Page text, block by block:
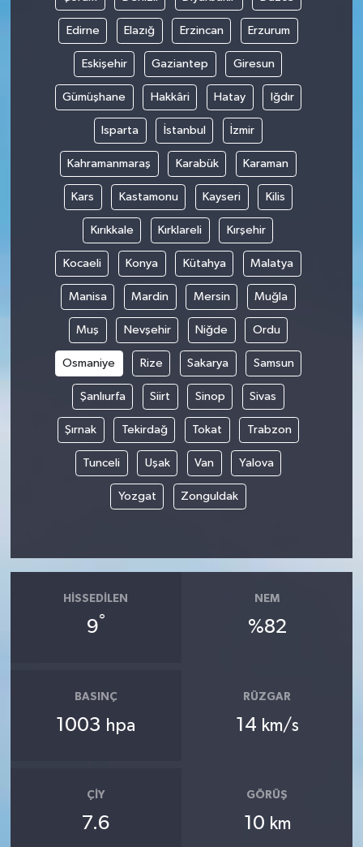
Edirne Elazığ Erzincan Erzurum
Eskişehir Gaziantep Giresun
Gümüşhane Hakkâri Hatay Iğdır
Isparta İstanbul İzmir
Kahramanmaraş Karabük Karaman
Kars Kastamonu Kayseri Kilis
Kırıkkale Kırklareli Kırşehir
Kocaeli Konya Kütahya Malatya
Manisa Mardin Mersin Muğla
Muş Nevşehir Niğde Ordu
Osmaniye Rize Sakarya Samsun
Şanlıurfa Siirt Sinop Sivas
Şırnak Tekirdağ Tokat Trabzon
Tunceli Uşak Van Yalova
Yozgat Zonguldak
HISSEDILEN
9°
NEM
%82
BASINÇ
1003 hpa
RÜZGAR
14 km/s
ÇIY
7.6
GÖRÜŞ
10 km